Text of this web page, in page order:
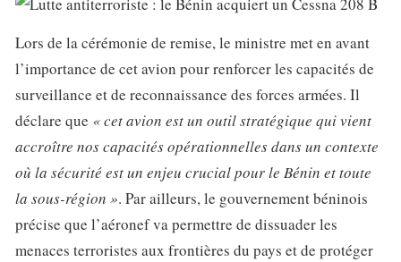
Lors de la cérémonie de remise, le ministre met en avant
l’importance de cet avion pour renforcer les capacités de
surveillance et de reconnaissance des forces armées. Il
déclare que « cet avion est un outil stratégique qui vient
accroître nos capacités opérationnelles dans un contexte
où la sécurité est un enjeu crucial pour le Bénin et toute
la sous-région ». Par ailleurs, le gouvernement béninois
précise que l’aéronef va permettre de dissuader les
menaces terroristes aux frontières du pays et de protéger